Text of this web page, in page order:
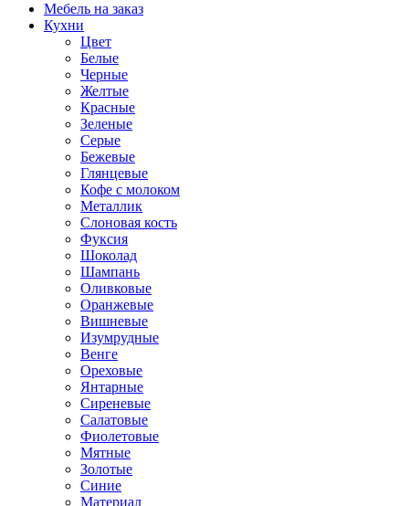
Мебель на заказ
Кухни
Цвет
Белые
Черные
Желтые
Красные
Зеленые
Серые
Бежевые
Глянцевые
Кофе с молоком
Металлик
Слоновая кость
Фуксия
Шоколад
Шампань
Оливковые
Оранжевые
Вишневые
Изумрудные
Венге
Ореховые
Янтарные
Сиреневые
Салатовые
Фиолетовые
Мятные
Золотые
Синие
Материал